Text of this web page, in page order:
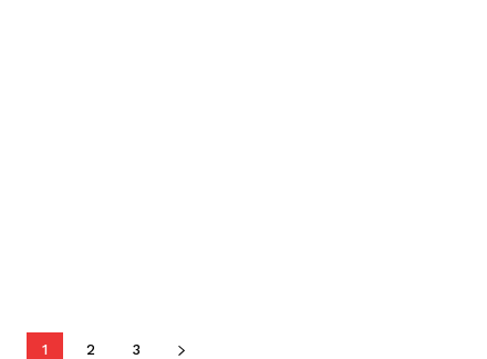
1 2 3